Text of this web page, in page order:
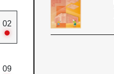
02
09